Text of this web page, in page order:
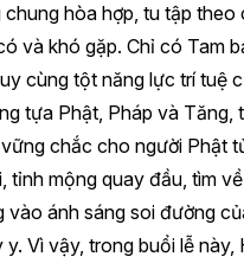
chung hòa hợp, tu tập
và khó gặp. Chỉ có Tam
cùng tột năng lực trí tuệ
tựa Phật, Pháp và
chắc cho người Phật
tỉnh mộng quay đầu, tìm
ánh sáng soi đường
Vì vậy, trong buổi lễ